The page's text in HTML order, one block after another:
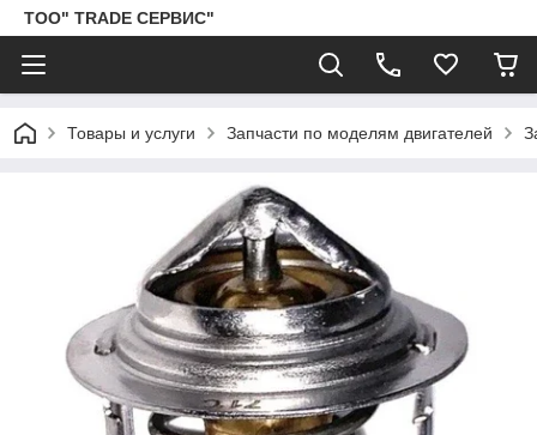
ТОО" TRADE СЕРВИС"
Товары и услуги Запчасти по моделям двигателей